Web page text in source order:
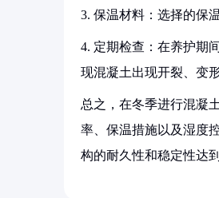
3. 保温材料：选择的保
4. 定期检查：在养护期
现混凝土出现开裂、变
总之，在冬季进行混凝
率、保温措施以及湿度
构的耐久性和稳定性达